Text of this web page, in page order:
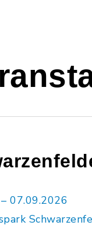
07.09.2026